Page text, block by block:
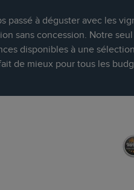
passé à déguster avec les
sans concession. Notre
disponibles à une
de mieux pour tous les